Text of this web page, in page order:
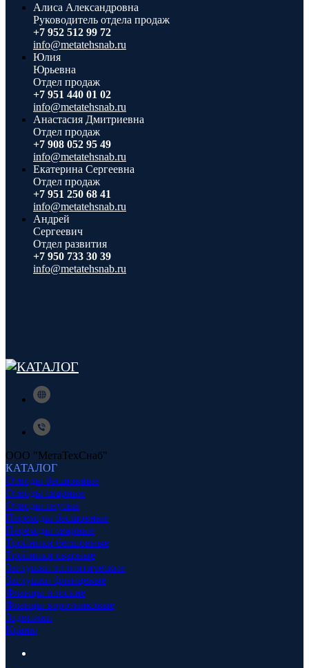
Алиса Александровна
Руководитель отдела продаж
+7 952 512 99 72
info@metatehsnab.ru
Юлия
Юрьевна
Отдел продаж
+7 951 440 01 02
info@metatehsnab.ru
Анастасия Дмитриевна
Отдел продаж
+7 908 052 95 49
info@metatehsnab.ru
Екатерина Сергеевна
Отдел продаж
+7 951 250 68 41
info@metatehsnab.ru
Андрей
Сергеевич
Отдел развития
+7 950 733 30 39
info@metatehsnab.ru
ООО "МетаТехСнаб"
КАТАЛОГ
Отводы бесшовные
Отводы сварные
Отводы гнутые
Переходы бесшовные
Переходы сварные
Тройники бесшовные
Тройники сварные
Заглушки эллиптические
Заглушки фланцевые
Фланцы плоские
Фланцы воротниковые
Задвижки
Краны